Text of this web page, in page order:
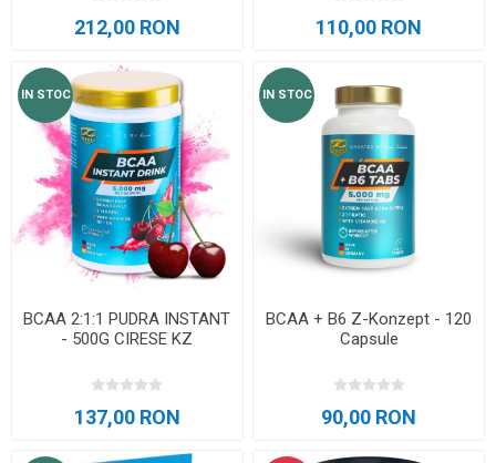
212,00 RON 110,00 RON
IN STOC
BCAA 2:1:1 PUDRA INSTANT
- 500G CIRESE KZ
137,00 RON
IN STOC
BCAA + B6 Z-Konzept - 120
Capsule
90,00 RON